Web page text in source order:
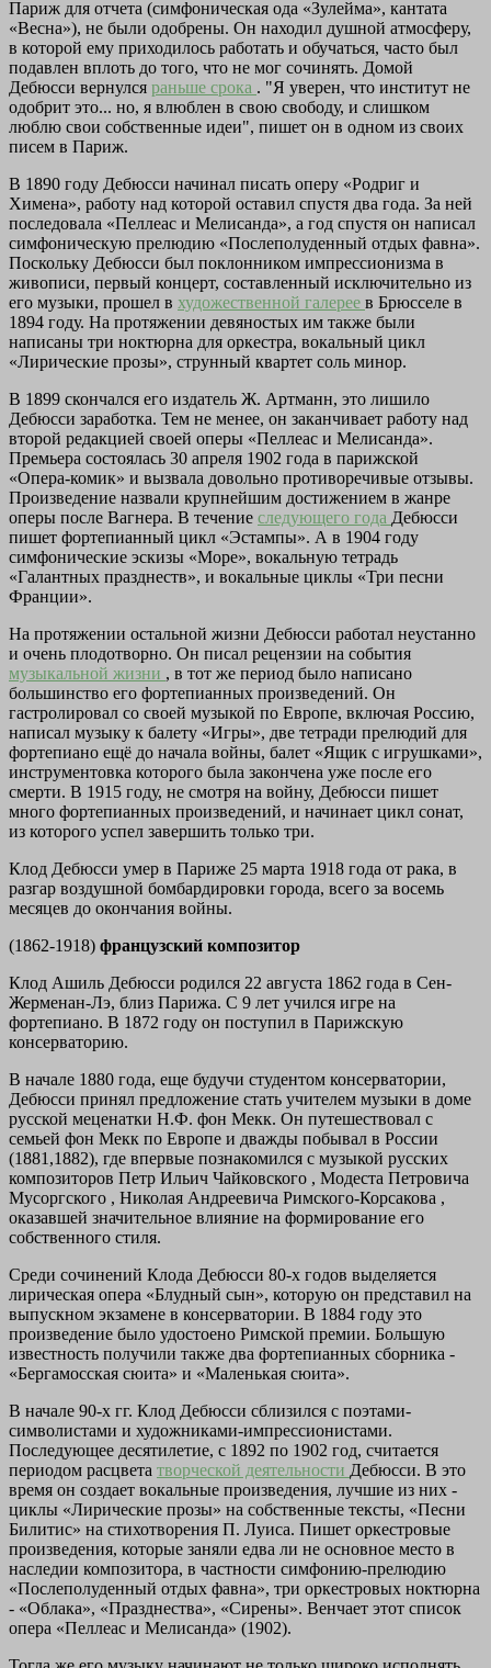
Париж для отчета (симфоническая ода «Зулейма», кантата
«Весна»), не были одобрены. Он находил душной атмосферу,
в которой ему приходилось работать и обучаться, часто был
подавлен вплоть до того, что не мог сочинять. Домой
Дебюсси вернулся раньше срока . "Я уверен, что институт не
одобрит это... но, я влюблен в свою свободу, и слишком
люблю свои собственные идеи", пишет он в одном из своих
писем в Париж.
В 1890 году Дебюсси начинал писать оперу «Родриг и
Химена», работу над которой оставил спустя два года. За ней
последовала «Пеллеас и Мелисанда», а год спустя он написал
симфоническую прелюдию «Послеполуденный отдых фавна».
Поскольку Дебюсси был поклонником импрессионизма в
живописи, первый концерт, составленный исключительно из
его музыки, прошел в художественной галерее в Брюсселе в
1894 году. На протяжении девяностых им также были
написаны три ноктюрна для оркестра, вокальный цикл
«Лирические прозы», струнный квартет соль минор.
В 1899 скончался его издатель Ж. Артманн, это лишило
Дебюсси заработка. Тем не менее, он заканчивает работу над
второй редакцией своей оперы «Пеллеас и Мелисанда».
Премьера состоялась 30 апреля 1902 года в парижской
«Опера-комик» и вызвала довольно противоречивые отзывы.
Произведение назвали крупнейшим достижением в жанре
оперы после Вагнера. В течение следующего года Дебюсси
пишет фортепианный цикл «Эстампы». А в 1904 году
симфонические эскизы «Море», вокальную тетрадь
«Галантных празднеств», и вокальные циклы «Три песни
Франции».
На протяжении остальной жизни Дебюсси работал неустанно
и очень плодотворно. Он писал рецензии на события
музыкальной жизни , в тот же период было написано
большинство его фортепианных произведений. Он
гастролировал со своей музыкой по Европе, включая Россию,
написал музыку к балету «Игры», две тетради прелюдий для
фортепиано ещё до начала войны, балет «Ящик с игрушками»,
инструментовка которого была закончена уже после его
смерти. В 1915 году, не смотря на войну, Дебюсси пишет
много фортепианных произведений, и начинает цикл сонат,
из которого успел завершить только три.
Клод Дебюсси умер в Париже 25 марта 1918 года от рака, в
разгар воздушной бомбардировки города, всего за восемь
месяцев до окончания войны.
(1862-1918) французский композитор
Клод Ашиль Дебюсси родился 22 августа 1862 года в Сен-
Жерменан-Лэ, близ Парижа. С 9 лет учился игре на
фортепиано. В 1872 году он поступил в Парижскую
консерваторию.
В начале 1880 года, еще будучи студентом консерватории,
Дебюсси принял предложение стать учителем музыки в доме
русской меценатки Н.Ф. фон Мекк. Он путешествовал с
семьей фон Мекк по Европе и дважды побывал в России
(1881,1882), где впервые познакомился с музыкой русских
композиторов Петр Ильич Чайковского , Модеста Петровича
Мусоргского , Николая Андреевича Римского-Корсакова ,
оказавшей значительное влияние на формирование его
собственного стиля.
Среди сочинений Клода Дебюсси 80-х годов выделяется
лирическая опера «Блудный сын», которую он представил на
выпускном экзамене в консерватории. В 1884 году это
произведение было удостоено Римской премии. Большую
известность получили также два фортепианных сборника -
«Бергамосская сюита» и «Маленькая сюита».
В начале 90-х гг. Клод Дебюсси сблизился с поэтами-
символистами и художниками-импрессионистами.
Последующее десятилетие, с 1892 по 1902 год, считается
периодом расцвета творческой деятельности Дебюсси. В это
время он создает вокальные произведения, лучшие из них -
циклы «Лирические прозы» на собственные тексты, «Песни
Билитис» на стихотворения П. Луиса. Пишет оркестровые
произведения, которые заняли едва ли не основное место в
наследии композитора, в частности симфонию-прелюдию
«Послеполуденный отдых фавна», три оркестровых ноктюрна
- «Облака», «Празднества», «Сирены». Венчает этот список
опера «Пеллеас и Мелисанда» (1902).